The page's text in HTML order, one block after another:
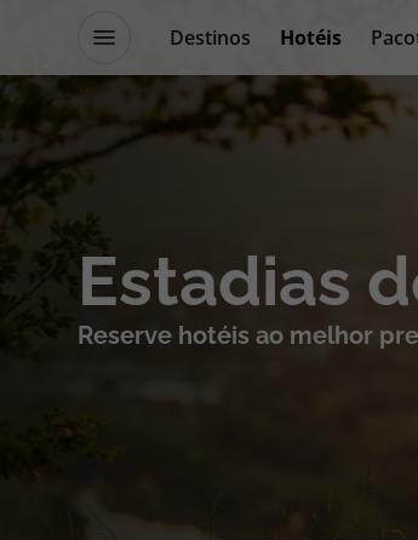
Destinos Hotéis
Promoções
Blog
Destinos
Voos
Estadias
Reserve hotéis ao melhor